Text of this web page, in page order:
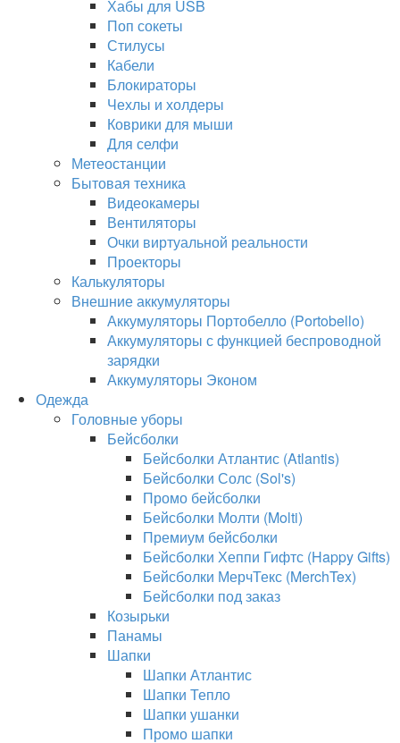
Хабы для USB
Поп сокеты
Стилусы
Кабели
Блокираторы
Чехлы и холдеры
Коврики для мыши
Для селфи
Метеостанции
Бытовая техника
Видеокамеры
Вентиляторы
Очки виртуальной реальности
Проекторы
Калькуляторы
Внешние аккумуляторы
Аккумуляторы Портобелло (Portobello)
Аккумуляторы с функцией беспроводной
зарядки
Аккумуляторы Эконом
Одежда
Головные уборы
Бейсболки
Бейсболки Атлантис (Atlantis)
Бейсболки Солс (Sol's)
Промо бейсболки
Бейсболки Молти (Molti)
Премиум бейсболки
Бейсболки Хеппи Гифтс (Happy Gifts)
Бейсболки МерчТекс (MerchTex)
Бейсболки под заказ
Козырьки
Панамы
Шапки
Шапки Атлантис
Шапки Тепло
Шапки ушанки
Промо шапки